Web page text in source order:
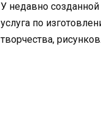
У недавно созданной
услуга по
творчества, рисунков.